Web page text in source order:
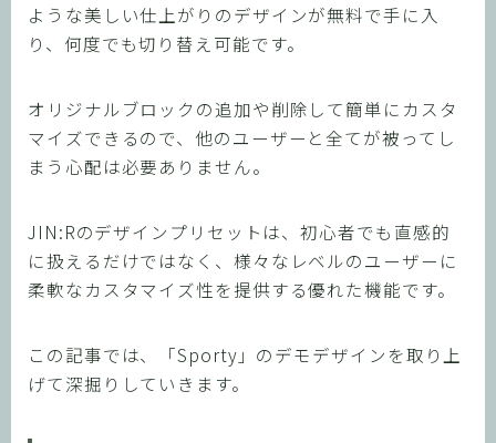
ような美しい仕上がりのデザインが無料で手に入
り、何度でも切り替え可能です。
オリジナルブロックの追加や削除して簡単にカスタ
マイズできるので、他のユーザーと全てが被ってし
まう心配は必要ありません。
JIN:Rのデザインプリセットは、初心者でも直感的
に扱えるだけではなく、様々なレベルのユーザーに
柔軟なカスタマイズ性を提供する優れた機能です。
この記事では、「Sporty」のデモデザインを取り上
げて深掘りしていきます。